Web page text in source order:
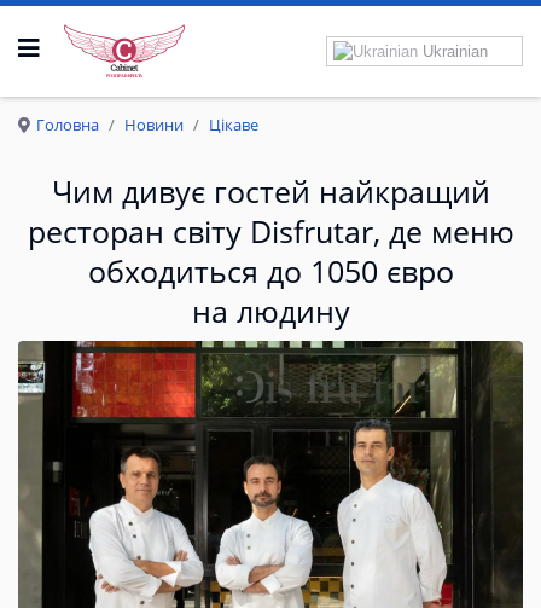
РОЗПРАВКРИЛА
Ukrainian
Головна Новини Цікаве
Чим дивує гостей найкращий
ресторан світу Disfrutar, де меню
обходиться до 1050 євро
на людину